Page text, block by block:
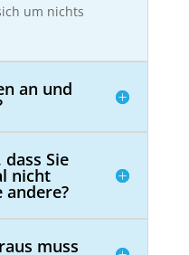
um nichts
an und
Sie
nicht
andere?
muss